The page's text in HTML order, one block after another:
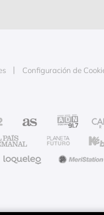
Configuración de